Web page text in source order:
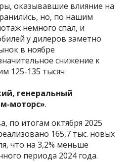
оказывавшие влияние на
но, по нашим
немного спал, и
у дилеров заметно
в ноябре
снижение к
125-135 тысяч
генеральный
моторс».
по итогам октября 2025
165,7 тыс. новых
что на 3,2% меньше
периода 2024 года.